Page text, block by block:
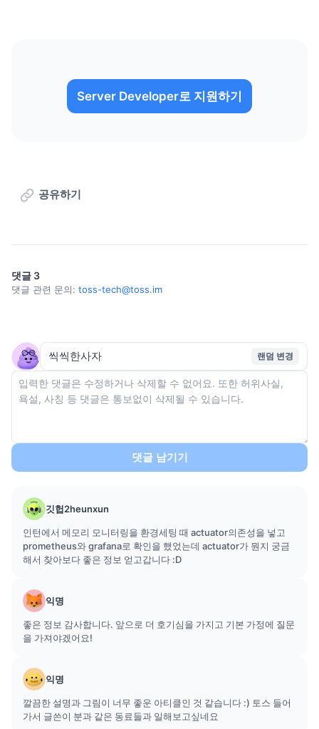
Server Developer로 지원하기
공유하기
댓글 3
댓글 관련 문의: toss-tech@toss.im
랜덤 변경
댓글 남기기
깃헙2heunxun
인턴에서 메모리 모니터링을 환경세팅 때 actuator의존성을 넣고
prometheus와 grafana로 확인을 했었는데 actuator가 뭔지 궁금
해서 찾아보다 좋은 정보 얻고갑니다 :D
익명
좋은 정보 감사합니다. 앞으로 더 호기심을 가지고 기본 가정에 질문
을 가져야겠어요!
익명
깔끔한 설명과 그림이 너무 좋운 아티클인 것 같습니다 :) 토스 들어
가서 글쓴이 분과 같은 동료들과 일해보고싶네요